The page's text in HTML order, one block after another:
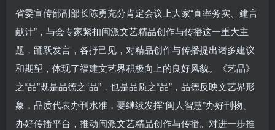
省委宣传部副部长陈勇充分肯定会议上大家“直率务实、建言
献计”，与会专家紧扣闽派文艺精品创作与传播这一重大主
题，踊跃发言，各抒己见，对精品创作与传播提出诸多建议
和期望，体现了福建文艺界积极向上的良好风貌。《艺品》
之“品”既是品德之“品”，也是品质之“品”，品德反映文艺界形
象，品质代表办刊水准，要继续发挥“闽人智慧”办好刊物、
办好传播平台，推动闽派文艺精品创作与传播。对进一步推